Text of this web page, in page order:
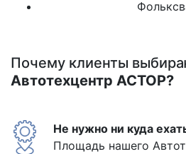
Почему клиенты
Автотехцентр АСТОР?
Не нужно ни куда
Площадь нашего